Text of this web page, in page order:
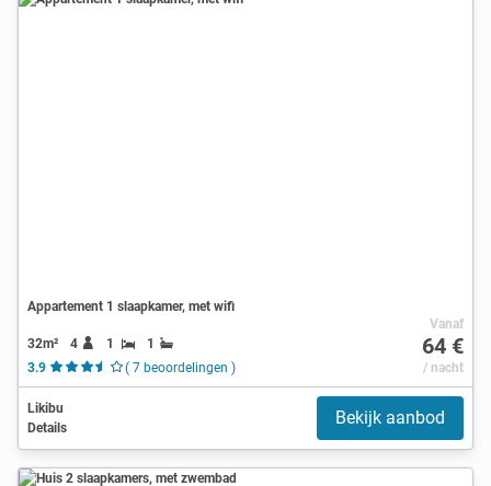
Appartement 1 slaapkamer, met wifi
32m² 4 1
1
3.9
( 7 beoordelingen )
Vanaf
64 €
/ nacht
Likibu
Details
Bekijk aanbod